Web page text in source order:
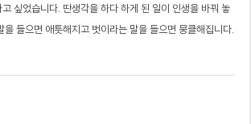
싶었습니다. 딴생각을 하다 하게 된 일이 인생을 바꿔 놓
을 들으면 애틋해지고 벗이라는 말을 들으면 뭉클해집니다.